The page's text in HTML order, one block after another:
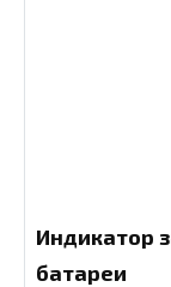
Индикатор
батареи